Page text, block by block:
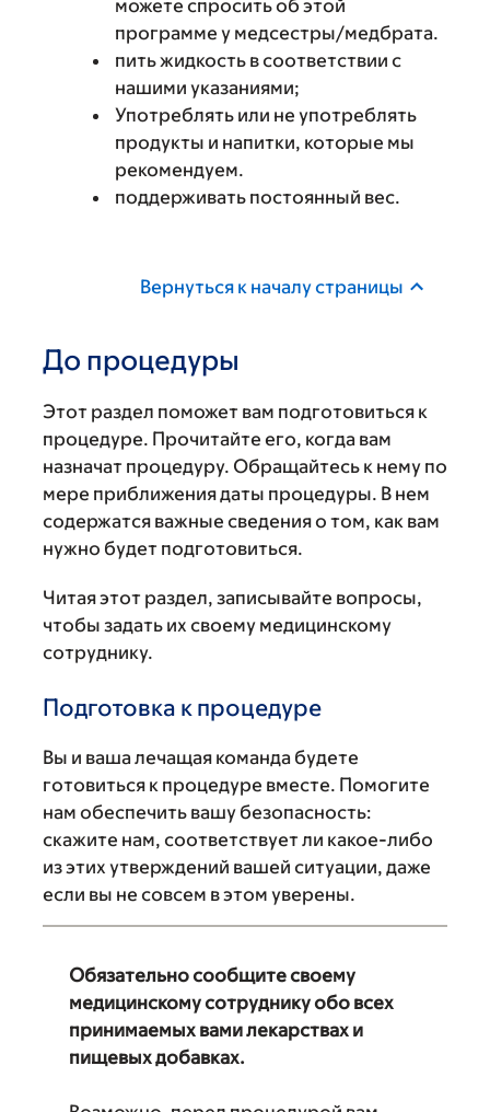
можете спросить об этой
программе у медсестры/медбрата.
пить жидкость в соответствии с
нашими указаниями;
Употреблять или не употреблять
продукты и напитки, которые мы
рекомендуем.
поддерживать постоянный вес.
Вернуться к началу страницы
До процедуры
Этот раздел поможет вам подготовиться к
процедуре. Прочитайте его, когда вам
назначат процедуру. Обращайтесь к нему по
мере приближения даты процедуры. В нем
содержатся важные сведения о том, как вам
нужно будет подготовиться.
Читая этот раздел, записывайте вопросы,
чтобы задать их своему медицинскому
сотруднику.
Подготовка к процедуре
Вы и ваша лечащая команда будете
готовиться к процедуре вместе. Помогите
нам обеспечить вашу безопасность:
скажите нам, соответствует ли какое-либо
из этих утверждений вашей ситуации, даже
если вы не совсем в этом уверены.
Обязательно сообщите своему
медицинскому сотруднику обо всех
принимаемых вами лекарствах и
пищевых добавках.